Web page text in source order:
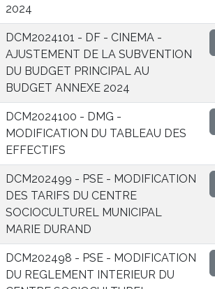
2024
DCM2024101 - DF - CINEMA -
AJUSTEMENT DE LA SUBVENTION
DU BUDGET PRINCIPAL AU
BUDGET ANNEXE 2024
DCM2024100 - DMG -
MODIFICATION DU TABLEAU DES
EFFECTIFS
DCM202499 - PSE - MODIFICATION
DES TARIFS DU CENTRE
SOCIOCULTUREL MUNICIPAL
MARIE DURAND
DCM202498 - PSE - MODIFICATION
DU REGLEMENT INTERIEUR DU